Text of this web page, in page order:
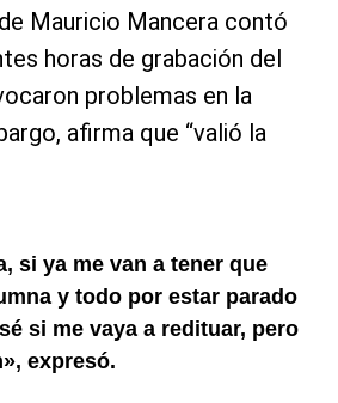
Mauricio Mancera contó
horas de grabación del
problemas en la
afirma que “valió la
si ya me van a tener que
y todo por estar parado
si me vaya a redituar, pero
expresó.